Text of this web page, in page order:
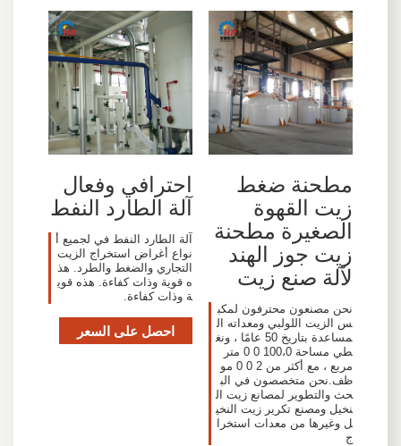
مطحنة ضغط
زيت القهوة
الصغيرة مطحنة
زيت جوز الهند
لآلة صنع زيت
نحن مصنعون محترفون لمكب
س الزيت اللولبي ومعداته ال
مساعدة بتاريخ 50 عامًا ، ونغ
طي مساحة 100،0 0 0 متر
مربع ، مع أكثر من 2 0 0 مو
ظف.نحن متخصصون في الب
حث والتطوير لمصانع زيت ال
نخيل ومصنع تكرير زيت النخي
ل وغيرها من معدات استخرا
ج
احترافي وفعال
آلة الطارد النفط
آلة الطارد النفط في لجميع أ
نواع أغراض استخراج الزيت
التجاري والضغط والطرد. هذ
ه قوية وذات كفاءة. هذه قوي
ة وذات كفاءة.
احصل على السعر